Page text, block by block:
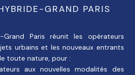
GRAND PARIS
Grand Paris réunit les opérateurs
urbains et les nouveaux entrants
toute nature, pour :
aux nouvelles modalités des